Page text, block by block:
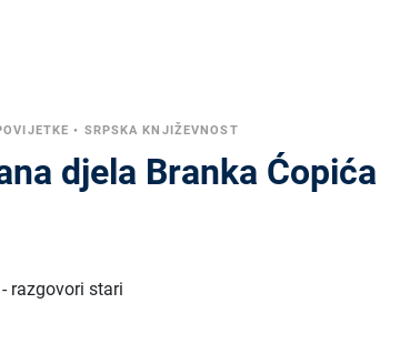
• SRPSKA KNJIŽEVNOST
djela Branka Ćopića
razgovori stari